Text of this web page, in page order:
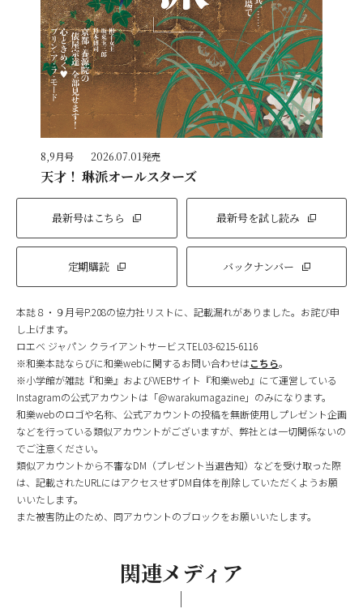
8,9月号 2026.07.01発売
天才！ 琳派オールスターズ
最新号はこちら 最新号を試し読み
定期購読 バックナンバー
本誌８・９月号P.208の協力社リストに、記載漏れがありました。お詫び申
し上げます。
ロエベ ジャパン クライアントサービスTEL03-6215-6116
※和樂本誌ならびに和樂webに関するお問い合わせはこちら。
※小学館が雑誌『和樂』およびWEBサイト『和樂web』にて運営している
Instagramの公式アカウントは「@warakumagazine」のみになります。
和樂webのロゴや名称、公式アカウントの投稿を無断使用しプレゼント企画
などを行っている類似アカウントがございますが、弊社とは一切関係ないの
でご注意ください。
類似アカウントから不審なDM（プレゼント当選告知）などを受け取った際
は、記載されたURLにはアクセスせずDM自体を削除していただくようお願
いいたします。
また被害防止のため、同アカウントのブロックをお願いいたします。
関連メディア